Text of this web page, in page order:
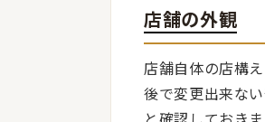
店舗の外観
店舗自体の店構
後で変更出来な